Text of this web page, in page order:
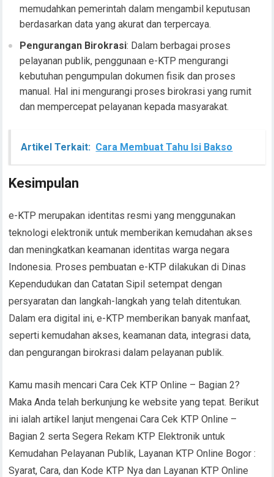
memudahkan pemerintah dalam mengambil keputusan
berdasarkan data yang akurat dan terpercaya.
Pengurangan Birokrasi: Dalam berbagai proses
pelayanan publik, penggunaan e-KTP mengurangi
kebutuhan pengumpulan dokumen fisik dan proses
manual. Hal ini mengurangi proses birokrasi yang rumit
dan mempercepat pelayanan kepada masyarakat.
Artikel Terkait: Cara Membuat Tahu Isi Bakso
Kesimpulan
e-KTP merupakan identitas resmi yang menggunakan
teknologi elektronik untuk memberikan kemudahan akses
dan meningkatkan keamanan identitas warga negara
Indonesia. Proses pembuatan e-KTP dilakukan di Dinas
Kependudukan dan Catatan Sipil setempat dengan
persyaratan dan langkah-langkah yang telah ditentukan.
Dalam era digital ini, e-KTP memberikan banyak manfaat,
seperti kemudahan akses, keamanan data, integrasi data,
dan pengurangan birokrasi dalam pelayanan publik.
Kamu masih mencari Cara Cek KTP Online – Bagian 2?
Maka Anda telah berkunjung ke website yang tepat. Berikut
ini ialah artikel lanjut mengenai Cara Cek KTP Online –
Bagian 2 serta Segera Rekam KTP Elektronik untuk
Kemudahan Pelayanan Publik, Layanan KTP Online Bogor :
Syarat, Cara, dan Kode KTP Nya dan Layanan KTP Online